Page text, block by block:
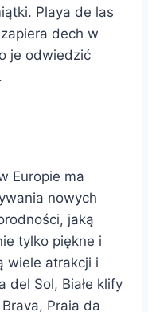
Playa de las
dech w
je odwiedzić
Europie ma
nowych
jaką
tylko piękne i
wiele atrakcji i
del Sol, Białe klify
Praia da